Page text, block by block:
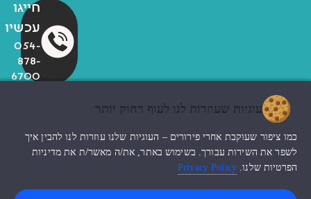
חייגו
עכשיו
054-
878-
6700
© כל הזכויות שמורות לzoo
החנות שלי
עיצוב האתר ndesign
עוגיות שעוזרות לנו לעוף רחוק יותר
כמו ציפור שעוקבת אחרי פירורים – העוגיות שלנו עוזרות לנו להבין איך
לשפר את השירות עבורך. בשימוש באתר, את/ה מאשר/ת את מדיניות
הפרטיות שלנו. Privacy Policy